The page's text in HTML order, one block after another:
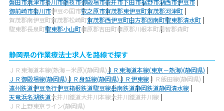
磐田市焼津市掛川市藤枝市御殿場市袋井市下田市裾野市湖西市伊豆市
御前崎市菊川市伊豆の国市牧之原市賀茂郡東伊豆町賀茂郡河津町
賀茂郡南伊豆町賀茂郡松崎町賀茂郡西伊豆町田方郡函南町駿東郡清水町
駿東郡長泉町駿東郡小山町榛原郡吉田町榛原郡川根本町周智郡森町
静岡県の作業療法士求人を路線で探す
ＪＲ東海道本線(熱海－米原)(静岡県)ＪＲ東海道本線(東京－熱海)(静岡県)
ＪＲ御殿場線(静岡県)ＪＲ身延線(静岡県)ＪＲ伊東線 ＪＲ飯田線(静岡県)
遠州鉄道伊豆急行伊豆箱根鉄道駿豆線岳南鉄道静岡鉄道静岡清水線
天竜浜名湖鉄道大井川鐵道大井川本線大井川鐵道井川線
ＪＲ上野東京ライン(静岡県)